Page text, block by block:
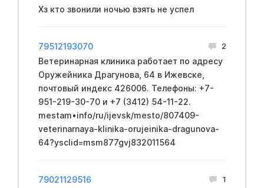
Хз кто звонили ночью взять не успел
79512193070 2
Ветеринарная клиника работает по адресу
Оружейника Драгунова, 64 в Ижевске,
почтовый индекс 426006. Телефоны: +7-
951-219-30-70 и +7 (3412) 54-11-22.
mestam•info/ru/ijevsk/mesto/807409-
veterinarnaya-klinika-orujeinika-dragunova-
64?ysclid=msm877gvj832011564
79021129516 1